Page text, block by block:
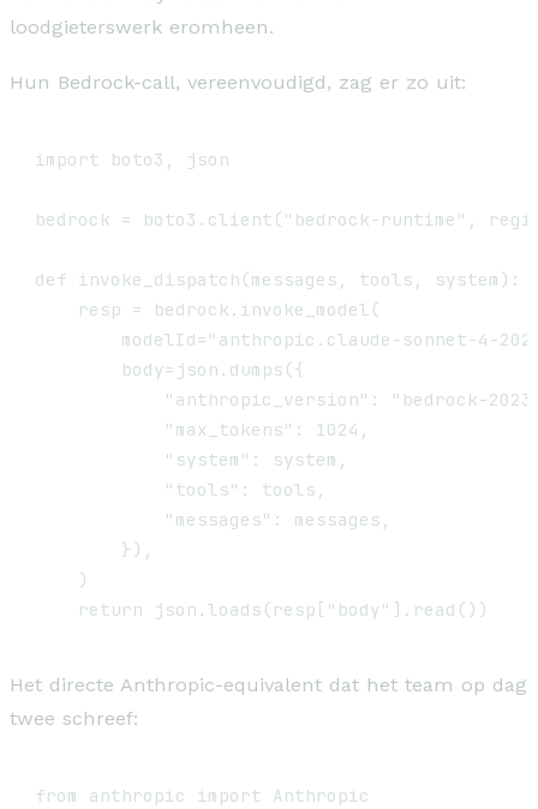
loodgieterswerk eromheen.
Hun Bedrock-call, vereenvoudigd, zag er zo uit:
import boto3, json
bedrock = boto3.client("bedrock-runtime",
def invoke_dispatch(messages, tools, system):
    resp = bedrock.invoke_model(
modelId="anthropic.claude-sonnet-4-
        body=json.dumps({
"anthropic_version": "bedrock-
            "max_tokens": 1024,
            "system": system,
            "tools": tools,
            "messages": messages,
        }),
    )
Het directe Anthropic-equivalent dat het team op dag
twee schreef:
from anthropic import Anthropic